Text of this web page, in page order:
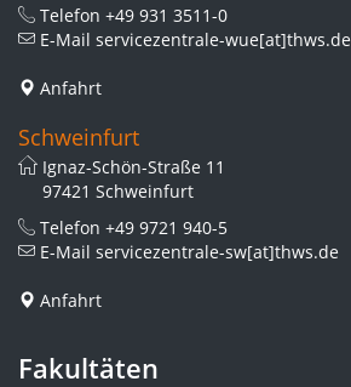
Telefon +49 931 3511-0
E-Mail servicezentrale-wue[at]thws.de
Anfahrt
Schweinfurt
Ignaz-Schön-Straße 11
97421 Schweinfurt
Telefon +49 9721 940-5
E-Mail servicezentrale-sw[at]thws.de
Anfahrt
Fakultäten